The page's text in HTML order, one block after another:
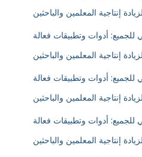
لزيادة إنتاجية المعلمين والباحثين
للجميع: أدوات وتطبيقات فعالة
لزيادة إنتاجية المعلمين والباحثين
للجميع: أدوات وتطبيقات فعالة
لزيادة إنتاجية المعلمين والباحثين
للجميع: أدوات وتطبيقات فعالة
لزيادة إنتاجية المعلمين والباحثين